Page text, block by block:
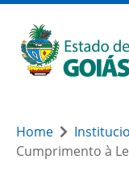
Home
Cumprimento à